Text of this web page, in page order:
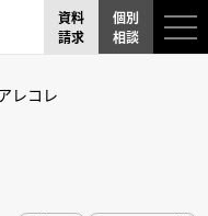
資料
請求
個別
相談
レコレ